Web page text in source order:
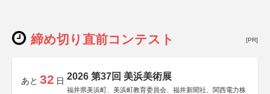
締め切り直前コンテスト [PR]
あと 32 日 2026 第37回 美浜美術展
福井県美浜町、美浜町教育委員会、福井新聞社、関西電力株